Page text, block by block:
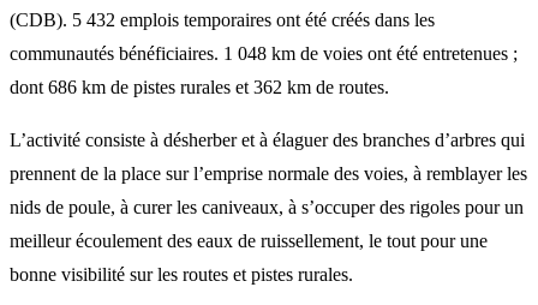
(CDB). 5 432 emplois temporaires ont été créés dans les
communautés bénéficiaires. 1 048 km de voies ont été entretenues ;
dont 686 km de pistes rurales et 362 km de routes.
L’activité consiste à désherber et à élaguer des branches d’arbres qui
prennent de la place sur l’emprise normale des voies, à remblayer les
nids de poule, à curer les caniveaux, à s’occuper des rigoles pour un
meilleur écoulement des eaux de ruissellement, le tout pour une
bonne visibilité sur les routes et pistes rurales.